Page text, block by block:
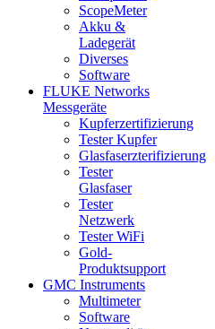
ScopeMeter
Akku &
Ladegerät
Diverses
Software
FLUKE Networks
Messgeräte
Kupferzertifizierung
Tester Kupfer
Glasfaserzterifizierung
Tester
Glasfaser
Tester
Netzwerk
Tester WiFi
Gold-
Produktsupport
GMC Instruments
Multimeter
Software